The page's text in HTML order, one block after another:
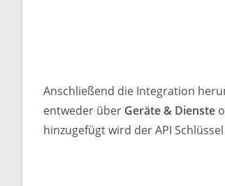
Anschließend die Integration
entweder über Geräte & Dienste
hinzugefügt wird der API